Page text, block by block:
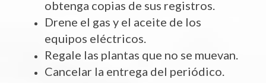
obtenga copias de sus registros.
Drene el gas y el aceite de los
equipos eléctricos.
Regale las plantas que no se muevan.
Cancelar la entrega del periódico.